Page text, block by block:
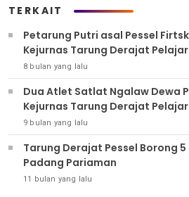
TERKAIT
Petarung Putri asal Pessel
Kejurnas Tarung Derajat
8 bulan yang lalu
Dua Atlet Satlat Ngalaw Dewa
Kejurnas Tarung Derajat
9 bulan yang lalu
Tarung Derajat Pessel Borong
Padang Pariaman
11 bulan yang lalu